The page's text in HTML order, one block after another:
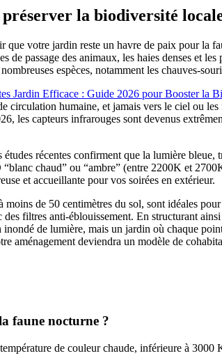
la biodiversité
votre jardin reste un havre de paix pour la
de passage des animaux, les haies denses et
espèces, notamment les chauves-
Jardin Efficace : Guide 2026 pour Booster la
circulation humaine, et jamais vers le ciel ou
capteurs infrarouges sont devenus
récentes confirment que la lumière
chaud” ou “ambre” (entre 2200K et
et accueillante pour vos soirées en extérieur.
de 50 centimètres du sol, sont idéales
filtres anti-éblouissement. En structurant
de lumière, mais un jardin où chaque
aménagement deviendra un modèle de
faune nocturne ?
de couleur chaude, inférieure à